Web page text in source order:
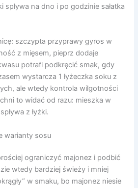
spływa na dno i po godzinie sałatka
szczypta przyprawy gyros w
z mięsem, pieprz dodaje
potrafi podkręcić smak, gdy
wystarcza 1 łyżeczka soku z
ale wtedy kontrola wilgotności
to widać od razu: mieszka w
z łyżki.
warianty sosu
ograniczyć majonez i podbić
wtedy bardziej świeży i mniej
w smaku, bo majonez niesie